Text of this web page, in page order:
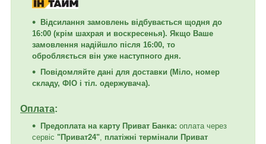
Відсилання замовлень відбувається щодня до
16:00 (крім шахрая и воскресенья). Якщо Ваше
замовлення надійшло після 16:00, то
обробляється він уже наступного дня.
Повідомляйте дані для доставки (Міло, номер
складу, ФІО і тіл. одержувача).
Оплата:
Предоплата на карту Приват Банка: оплата через
сервіс "Приват24" платіжні термінали Приват